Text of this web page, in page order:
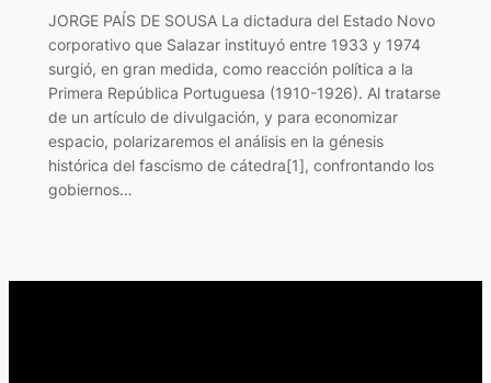
JORGE PAÍS DE SOUSA La dictadura del Estado Novo
corporativo que Salazar instituyó entre 1933 y 1974
surgió, en gran medida, como reacción política a la
Primera República Portuguesa (1910-1926). Al tratarse
de un artículo de divulgación, y para economizar
espacio, polarizaremos el análisis en la génesis
histórica del fascismo de cátedra[1], confrontando los
gobiernos…